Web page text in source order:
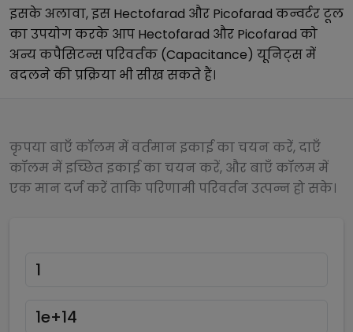
इसके अलावा, इस Hectofarad और Picofarad कन्वर्टर टूल
का उपयोग करके आप Hectofarad और Picofarad को
अन्यकपैसिटन्स परिवर्तक (Capacitance) यूनिट्स में
बदलने की प्रक्रिया भी सीख सकते हैं।
कृपया बाएँ कॉलम में वर्तमान इकाई का चयन करें, दाएँ
कॉलम में इच्छित इकाई का चयन करें, और बाएँ कॉलम में
एक मान दर्ज करें ताकि परिणामी परिवर्तन उत्पन्न हो सके।